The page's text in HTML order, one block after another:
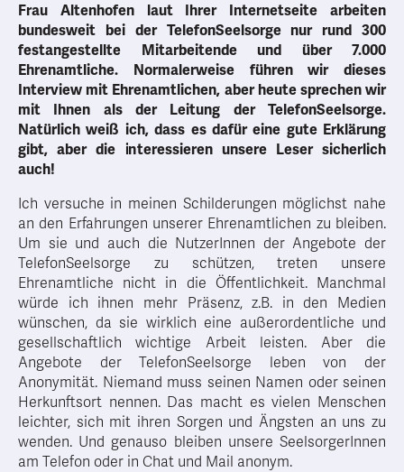
Frau Altenhofen laut Ihrer Internetseite arbeiten
bundesweit bei der TelefonSeelsorge nur rund 300
festangestellte Mitarbeitende und über 7.000
Ehrenamtliche. Normalerweise führen wir dieses
Interview mit Ehrenamtlichen, aber heute sprechen wir
mit Ihnen als der Leitung der TelefonSeelsorge.
Natürlich weiß ich, dass es dafür eine gute Erklärung
gibt, aber die interessieren unsere Leser sicherlich
auch!
Ich versuche in meinen Schilderungen möglichst nahe
an den Erfahrungen unserer Ehrenamtlichen zu bleiben.
Um sie und auch die NutzerInnen der Angebote der
TelefonSeelsorge zu schützen, treten unsere
Ehrenamtliche nicht in die Öffentlichkeit. Manchmal
würde ich ihnen mehr Präsenz, z.B. in den Medien
wünschen, da sie wirklich eine außerordentliche und
gesellschaftlich wichtige Arbeit leisten. Aber die
Angebote der TelefonSeelsorge leben von der
Anonymität. Niemand muss seinen Namen oder seinen
Herkunftsort nennen. Das macht es vielen Menschen
leichter, sich mit ihren Sorgen und Ängsten an uns zu
wenden. Und genauso bleiben unsere SeelsorgerInnen
am Telefon oder in Chat und Mail anonym.